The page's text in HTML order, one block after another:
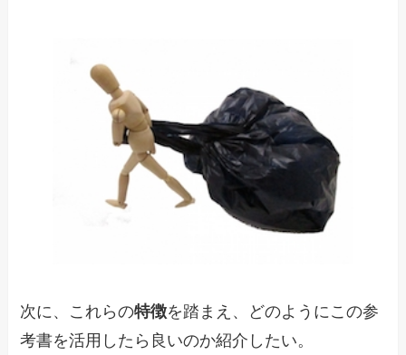
次に、これらの特徴を踏まえ、どのようにこの参
考書を活用したら良いのか紹介したい。